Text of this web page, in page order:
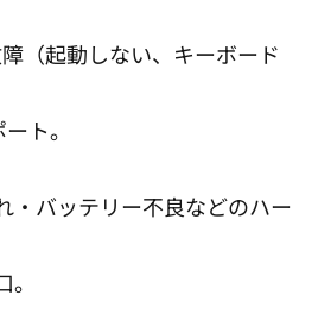
（起動しない、キーボード
ト。
バッテリー不良などのハー